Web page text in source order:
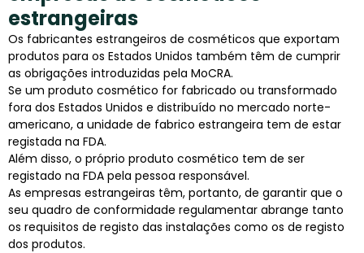
estrangeiras
Os fabricantes estrangeiros de cosméticos que exportam
produtos para os Estados Unidos também têm de cumprir
as obrigações introduzidas pela MoCRA.
Se um produto cosmético for fabricado ou transformado
fora dos Estados Unidos e distribuído no mercado norte-
americano, a unidade de fabrico estrangeira tem de estar
registada na FDA.
Além disso, o próprio produto cosmético tem de ser
registado na FDA pela pessoa responsável.
As empresas estrangeiras têm, portanto, de garantir que o
seu quadro de conformidade regulamentar abrange tanto
os requisitos de registo das instalações como os de registo
dos produtos.